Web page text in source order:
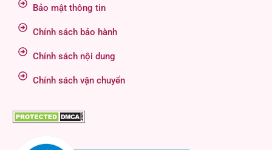
Bảo mật thông tin
Chính sách bảo hành
Chính sách nội dung
Chính sách vận chuyển